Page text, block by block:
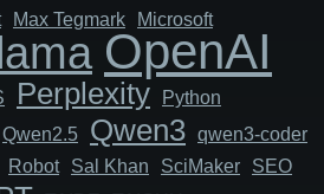
Max Tegmark Microsoft
OpenAI
Perplexity
Python
Qwen2.5 Qwen3 qwen3-coder
Robot Sal Khan SciMaker
SEO